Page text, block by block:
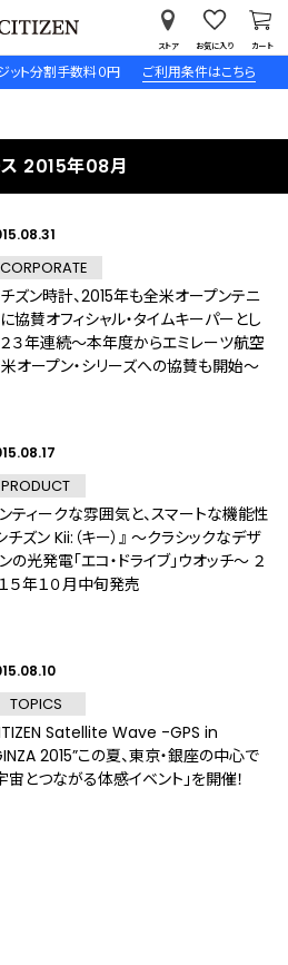
ット分割手数料０円 ご利用条件はこちら
ストア お気に入り カート
ス 2015年08月
CORPORATE
ズン時計、2015年も全米オープンテニ
協賛オフィシャル・タイムキーパーとし
３年連続～本年度からエミレーツ航空
オープン・シリーズへの協賛も開始～
PRODUCT
ティークな雰囲気と、スマートな機能性
チズン Kii:（キー）』 ～クラシックなデザ
の光発電「エコ・ドライブ」ウオッチ～ ２
５年１０月中旬発売
TOPICS
Satellite Wave -GPS in
2015”この夏、東京・銀座の中心で
宙とつながる体感イベント」を開催！